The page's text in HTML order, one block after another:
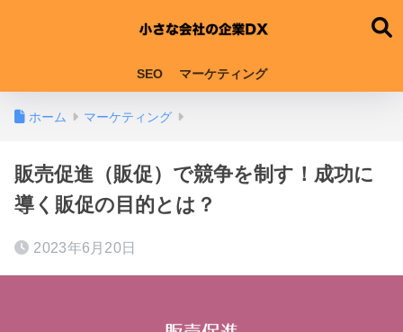
SEO マーケティング
ホーム マーケティング
販売促進（販促）で競争を制す！成功に
導く販促の目的とは？
2023年6月20日